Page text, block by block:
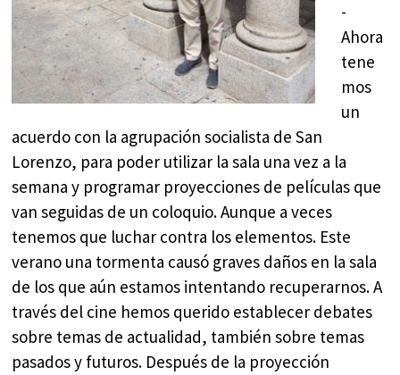
-
Ahora
tene
mos
un
acuerdo con la agrupación socialista de San
Lorenzo, para poder utilizar la sala una vez a la
semana y programar proyecciones de películas que
van seguidas de un coloquio. Aunque a veces
tenemos que luchar contra los elementos. Este
verano una tormenta causó graves daños en la sala
de los que aún estamos intentando recuperarnos. A
través del cine hemos querido establecer debates
sobre temas de actualidad, también sobre temas
pasados y futuros. Después de la proyección